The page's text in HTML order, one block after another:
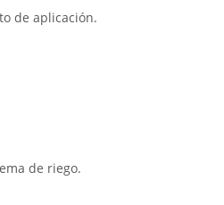
de aplicación.
de riego.